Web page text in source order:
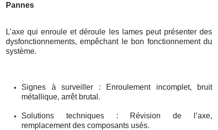
Pannes
L’axe qui enroule et déroule les lames peut présenter des
dysfonctionnements, empêchant le bon fonctionnement du
système.
Signes à surveiller : Enroulement incomplet, bruit
métallique, arrêt brutal.
Solutions techniques : Révision de l’axe,
remplacement des composants usés.